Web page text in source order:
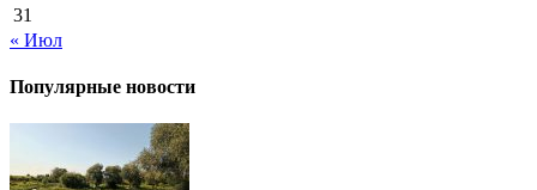
31
« Июл
Популярные новости